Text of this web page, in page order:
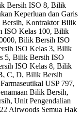
Bersih ISO 8, Bilik
Keperluan dan Garis
Bersih, Kontraktor Bilik
ISO Kelas 100, Bilik
Bilik Bersih ISO
ISO Kelas 3, Bilik
5, Bilik Bersih ISO
ISO Kelas 8, Bilik
C, D, Bilik Bersih
USP 797,
Bilik Bersih,
Unit Pengendalian
Airwoods Semua Hak